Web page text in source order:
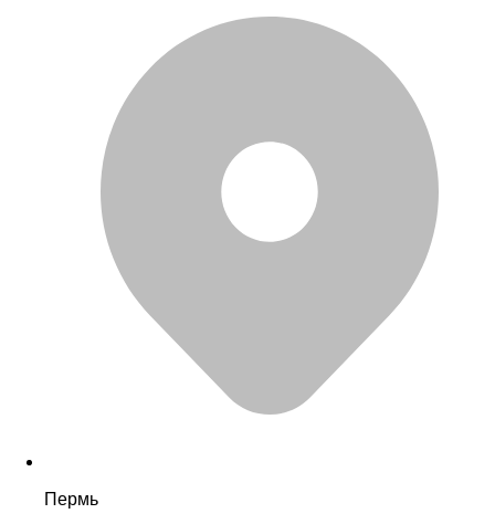
Пермь